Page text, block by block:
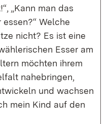
„Kann man das
Welche
nicht? Es ist eine
Esser am
möchten ihrem
nahebringen,
und wachsen
mein Kind auf den